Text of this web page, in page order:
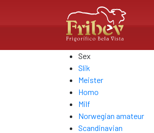
Sex
Slik
Meister
Homo
Milf
Norwegian amateur
Scandinavian